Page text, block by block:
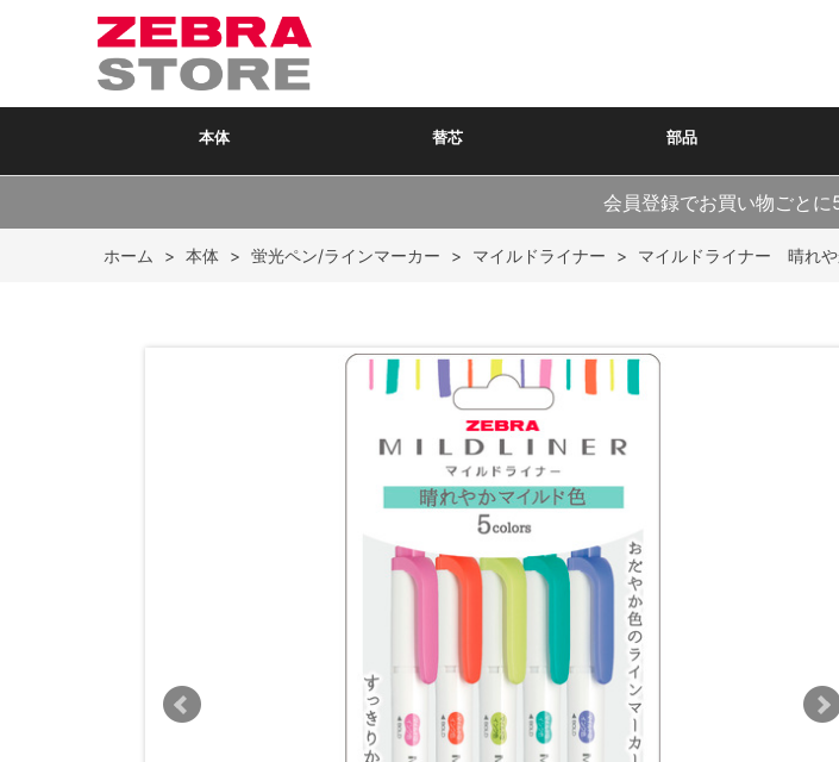
本体 替芯 部品
会員登録でお買い物ごとに
ホーム > 本体 > 蛍光ペン/ラインマーカー > マイルドライナー > マイルドライナー 晴れや